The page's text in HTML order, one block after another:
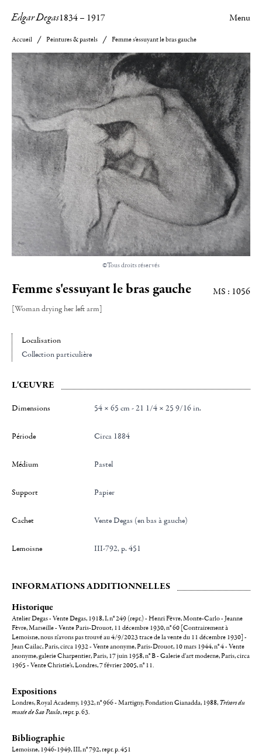
Edgar Degas1834– 1917 Menu
Accueil Peintures & pastels Femme s'essuyant le bras gauche
©Tous droits réservés
Femme s'essuyant le bras gauche
[Woman drying her left arm]
MS : 1056
Localisation
Collection particulière
L'ŒUVRE
Dimensions 54 × 65 cm - 21 1/4 × 25 9/16 in.
Période Circa 1884
Médium Pastel
Support Papier
Cachet Vente Degas (en bas à gauche)
Lemoisne III-792, p. 451
INFORMATIONS ADDITIONNELLES
Historique
Atelier Degas - Vente Degas, 1918, I, n° 249 (repr.) - Henri Fèvre, Monte-Carlo - Jeanne
Fèvre, Marseille - Vente Paris-Drouot, 11 décembre 1930, n° 60 [Contrairement à
Lemoisne, nous n'avons pas trouvé au 4/9/2023 trace de la vente du 11 décembre 1930] -
Jean Cailac, Paris, circa 1932 - Vente anonyme, Paris-Drouot, 10 mars 1944, n° 4 - Vente
anonyme, galerie Charpentier, Paris, 17 juin 1958, n° B - Galerie d'art moderne, Paris, circa
1965 - Vente Christie's, Londres, 7 février 2005, n° 11.
Expositions
Londres, Royal Academy, 1932, n° 966 - Martigny, Fondation Gianadda, 1988, Trésors du
musée de Sao Paulo, repr. p. 63.
Bibliographie
Lemoisne, 1946-1949, III, n° 792, repr. p. 451